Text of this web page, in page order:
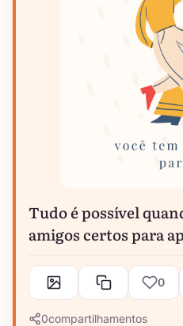
Tudo é possível
amigos certos para
0
0compartilhamentos